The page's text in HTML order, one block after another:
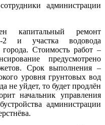
администрации
капитальный ремонт
2 и участка водовода
Стоимость работ –
предусмотрено
Срок выполнения –
уровня грунтовых вод
не уйдет, то будет продлён
начальник управления
администрации